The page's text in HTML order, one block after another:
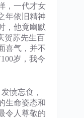
，一代才女
年依旧精神
，他竟幽默
贺苏先生百
喜气，并不
岁，我今
忘食，
生命姿态和
令人尊敬的